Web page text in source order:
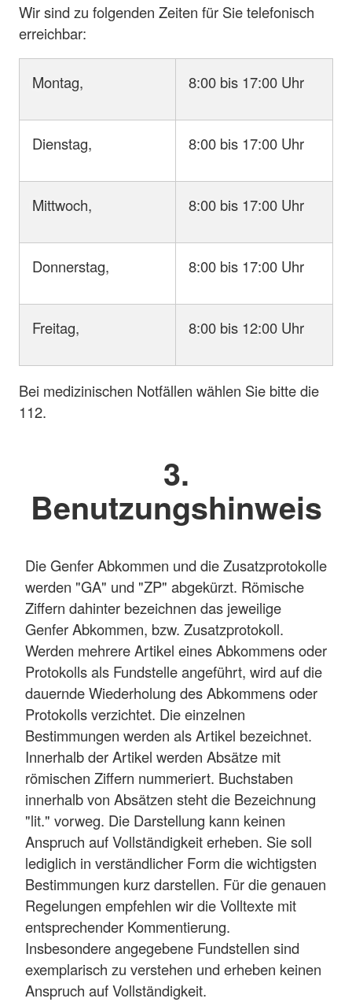
Wir sind zu folgenden Zeiten für Sie telefonisch
erreichbar:
Montag, 8:00 bis 17:00 Uhr
Dienstag, 8:00 bis 17:00 Uhr
Mittwoch, 8:00 bis 17:00 Uhr
Donnerstag, 8:00 bis 17:00 Uhr
Freitag, 8:00 bis 12:00 Uhr
Bei medizinischen Notfällen wählen Sie bitte die
112.
3.
Benutzungshinweis
Die Genfer Abkommen und die Zusatzprotokolle
werden "GA" und "ZP" abgekürzt. Römische
Ziffern dahinter bezeichnen das jeweilige
Genfer Abkommen, bzw. Zusatzprotokoll.
Werden mehrere Artikel eines Abkommens oder
Protokolls als Fundstelle angeführt, wird auf die
dauernde Wiederholung des Abkommens oder
Protokolls verzichtet. Die einzelnen
Bestimmungen werden als Artikel bezeichnet.
Innerhalb der Artikel werden Absätze mit
römischen Ziffern nummeriert. Buchstaben
innerhalb von Absätzen steht die Bezeichnung
"lit." vorweg. Die Darstellung kann keinen
Anspruch auf Vollständigkeit erheben. Sie soll
lediglich in verständlicher Form die wichtigsten
Bestimmungen kurz darstellen. Für die genauen
Regelungen empfehlen wir die Volltexte mit
entsprechender Kommentierung.
Insbesondere angegebene Fundstellen sind
exemplarisch zu verstehen und erheben keinen
Anspruch auf Vollständigkeit.